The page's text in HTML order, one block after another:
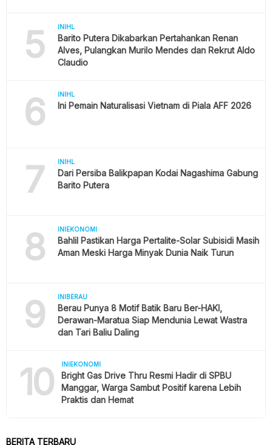
5 INIHL
Barito Putera Dikabarkan Pertahankan Renan
Alves, Pulangkan Murilo Mendes dan Rekrut Aldo
Claudio
6 INIHL
Ini Pemain Naturalisasi Vietnam di Piala AFF 2026
7 INIHL
Dari Persiba Balikpapan Kodai Nagashima Gabung
Barito Putera
8 INIEKONOMI
Bahlil Pastikan Harga Pertalite-Solar Subisidi Masih
Aman Meski Harga Minyak Dunia Naik Turun
9 INIBERAU
Berau Punya 8 Motif Batik Baru Ber-HAKI,
Derawan-Maratua Siap Mendunia Lewat Wastra
dan Tari Baliu Daling
10 INIEKONOMI
Bright Gas Drive Thru Resmi Hadir di SPBU
Manggar, Warga Sambut Positif karena Lebih
Praktis dan Hemat
BERITA TERBARU